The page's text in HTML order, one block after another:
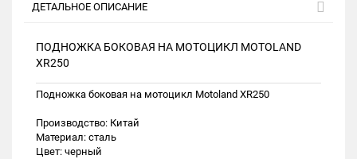
ДЕТАЛЬНОЕ ОПИСАНИЕ
ПОДНОЖКА БОКОВАЯ НА МОТОЦИКЛ MOTOLAND
XR250
Подножка боковая на мотоцикл Motoland XR250
Производство: Китай
Материал: сталь
Цвет: черный